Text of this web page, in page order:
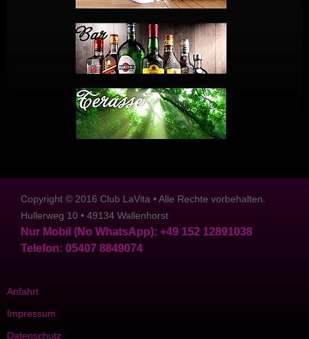
Copyright © 2016 Club LaVita • Alle Rechte vorbehalten.
Hullerweg 10 • 49134 Wallenhorst
Nur Mobil (No WhatsApp): +49 152 12891038
Telefon: 05407 8849074
Anfahrt
Impressum
Datenschutz